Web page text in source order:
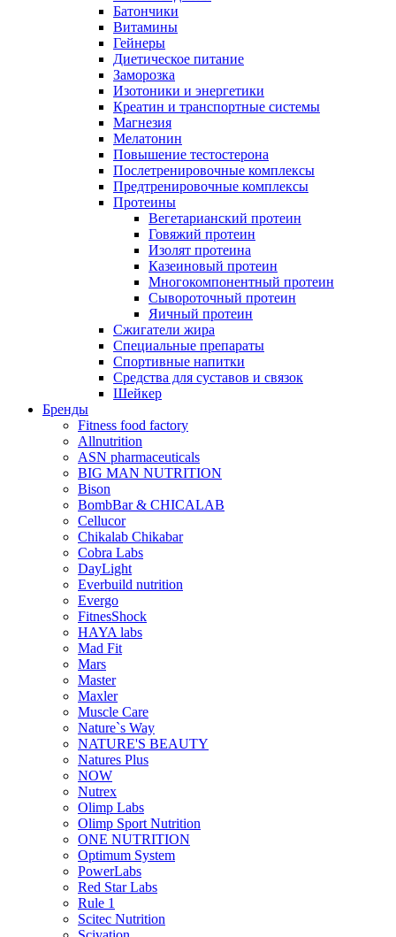
Батончики
Витамины
Гейнеры
Диетическое питание
Заморозка
Изотоники и энергетики
Креатин и транспортные системы
Магнезия
Мелатонин
Повышение тестостерона
Послетренировочные комплексы
Предтренировочные комплексы
Протеины
Вегетарианский протеин
Говяжий протеин
Изолят протеина
Казеиновый протеин
Многокомпонентный протеин
Сывороточный протеин
Яичный протеин
Сжигатели жира
Специальные препараты
Спортивные напитки
Средства для суставов и связок
Шейкер
Бренды
Fitness food factory
Allnutrition
ASN pharmaceuticals
BIG MAN NUTRITION
Bison
BombBar & CHICALAB
Cellucor
Chikalab Chikabar
Cobra Labs
DayLight
Everbuild nutrition
Evergo
FitnesShock
HAYA labs
Mad Fit
Mars
Master
Maxler
Muscle Care
Nature`s Way
NATURE'S BEAUTY
Natures Plus
NOW
Nutrex
Olimp Labs
Olimp Sport Nutrition
ONE NUTRITION
Optimum System
PowerLabs
Red Star Labs
Rule 1
Scitec Nutrition